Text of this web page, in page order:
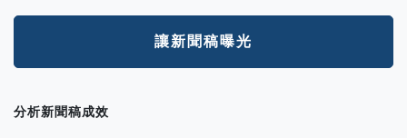
讓新聞稿曝光
分析新聞稿成效